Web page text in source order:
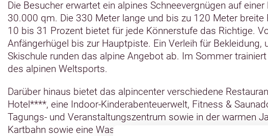
Die Besucher erwartet ein alpines Schneevergnügen auf
30.000 qm. Die 330 Meter lange und bis zu 120 Meter breite
10 bis 31 Prozent bietet für jede Könnerstufe das Richtige.
Anfängerhügel bis zur Hauptpiste. Ein Verleih für Bekleidung,
Skischule runden das alpine Angebot ab. Im Sommer
des alpinen Weltsports.
Darüber hinaus bietet das alpincenter verschiedene
Hotel****, eine Indoor-Kinderabenteuerwelt, Fitness &
Tagungs- und Veranstaltungszentrum sowie in der warmen
Kartbahn sowie eine Wasserskianlage.